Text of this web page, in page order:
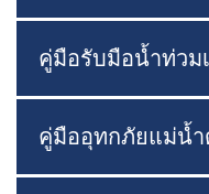
คู่มือรับมือน้ำท่วม
คู่มืออุทกภัยแม่น้